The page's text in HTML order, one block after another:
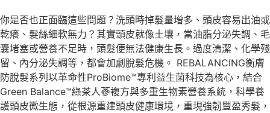
你是否也正面臨這些問題？洗頭時掉髮量增多、頭皮容易出油或
乾癢、髮絲細軟無力？其實頭皮就像土壤，當油脂分泌失調、毛
囊堵塞或營養不足時，頭髮便無法健康生長。過度清潔、化學殘
留、內分泌失調等，都會加劇脫髮危機。 REBALANCING衡膚
防脫髮系列以革命性ProBiome™專利益生菌科技為核心，結合
Green Balance™綠茶人蔘複方與多重生物素營養系統，科學養
護頭皮微生態，從根源重建頭皮健康環境，重現強韌豐盈秀髮，